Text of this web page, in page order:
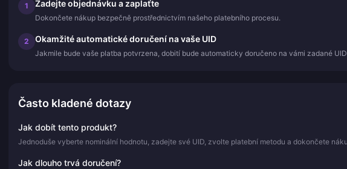
1 Zadejte objednávku a zaplaťte
Dokončete nákup bezpečně prostřednictvím našeho platebního procesu.
2 Okamžité automatické doručení na vaše UID
Jakmile bude vaše platba potvrzena, dobití bude automaticky doručeno na vámi zadané
Často kladené dotazy
Jak dobít tento produkt?
Jednoduše vyberte nominální hodnotu, zadejte své UID, zvolte platební metodu a dokončete
Jak dlouho trvá doručení?